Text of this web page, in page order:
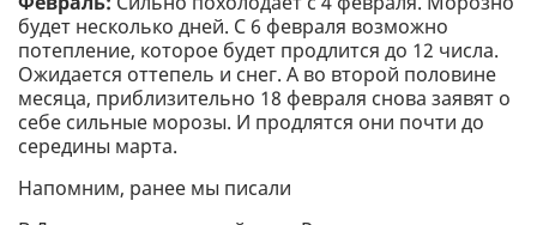
будет несколько дней. С 6 февраля возможно
потепление, которое будет продлится до 12 числа.
Ожидается оттепель и снег. А во второй половине
месяца, приблизительно 18 февраля снова заявят о
себе сильные морозы. И продлятся они почти до
середины марта.
Напомним, ранее мы писали